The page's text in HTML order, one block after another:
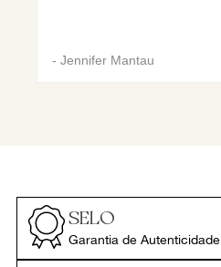
- Jennifer Mantau
SELO
Garantia de Autenticidade